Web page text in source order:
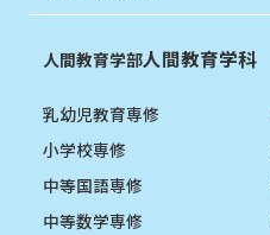
人間教育学部人間教育学科
乳幼児教育専修
小学校専修
中等国語専修
中等数学専修